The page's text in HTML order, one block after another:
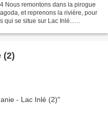
Nous remontons dans la pirogue
et reprenons la rivière, pour
se situe sur Lac Inlé...
(2)